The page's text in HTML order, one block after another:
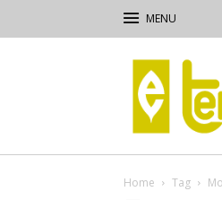
Terra
e
Vita
Home Tag